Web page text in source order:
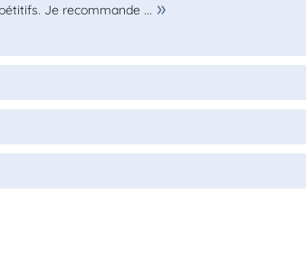
Je recommande ...